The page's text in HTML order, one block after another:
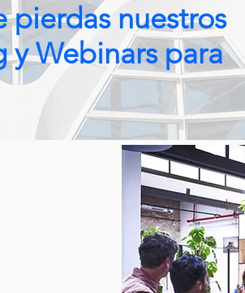
pierdas nuestros
Webinars para